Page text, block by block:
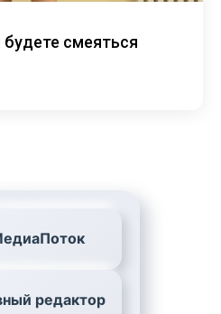
смеяться
редактор